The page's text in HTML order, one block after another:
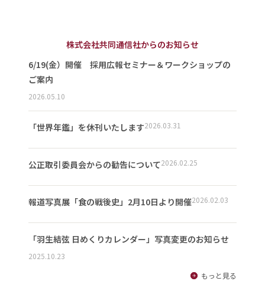
株式会社共同通信社からのお知らせ
6/19(金）開催 採用広報セミナー＆ワークショップの
ご案内
2026.05.10
「世界年鑑」を休刊いたします2026.03.31
公正取引委員会からの勧告について2026.02.25
報道写真展「食の戦後史」2月10日より開催2026.02.03
「羽生結弦 日めくりカレンダー」写真変更のお知らせ
2025.10.23
もっと見る